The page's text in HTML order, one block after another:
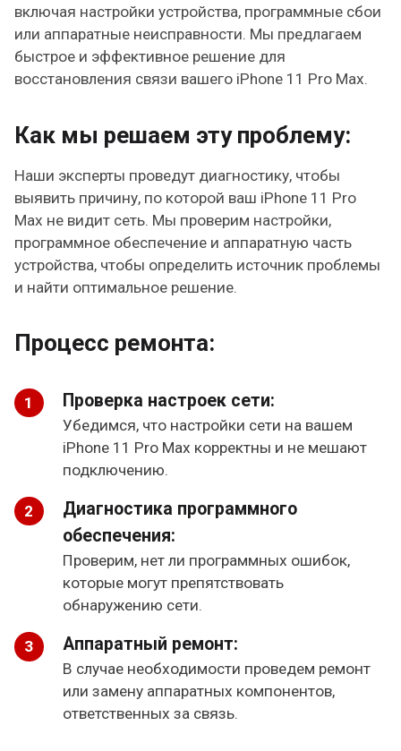
включая настройки устройства, программные сбои
или аппаратные неисправности. Мы предлагаем
быстрое и эффективное решение для
восстановления связи вашего iPhone 11 Pro Max.
Как мы решаем эту проблему:
Наши эксперты проведут диагностику, чтобы
выявить причину, по которой ваш iPhone 11 Pro
Max не видит сеть. Мы проверим настройки,
программное обеспечение и аппаратную часть
устройства, чтобы определить источник проблемы
и найти оптимальное решение.
Процесс ремонта:
Проверка настроек сети:
Убедимся, что настройки сети на вашем
iPhone 11 Pro Max корректны и не мешают
подключению.
Диагностика программного
обеспечения:
Проверим, нет ли программных ошибок,
которые могут препятствовать
обнаружению сети.
Аппаратный ремонт:
В случае необходимости проведем ремонт
или замену аппаратных компонентов,
ответственных за связь.